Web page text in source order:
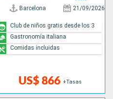
Barcelona 21/09/2026
US$ 866 +Tasas
Club de niños gratis desde los 3
Gastronomía italiana
Comidas incluidas